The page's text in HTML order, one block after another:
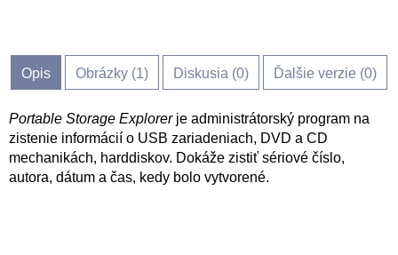
Opis Obrázky (1) Diskusia (0) Ďalšie verzie (0)
Portable Storage Explorerje administrátorský program na
zistenie informácií o USB zariadeniach, DVD a CD
mechanikách, harddiskov. Dokáže zistiť sériové číslo,
autora, dátum a čas, kedy bolo vytvorené.